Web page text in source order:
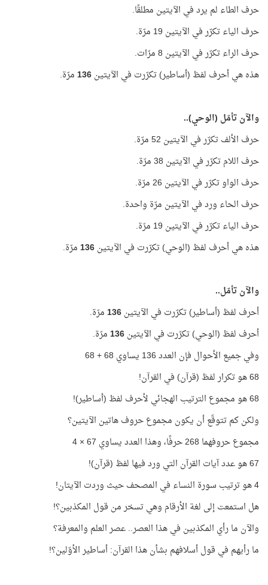
حرف الطاء لم يرد في الآيتين مطلقًا.
حرف الياء تكرّر في الآيتين 19 مرّة.
حرف الراء تكرّر في الآيتين 8 مرّات.
هذه هي أحرف لفظ (أساطير) تكرّرت في الآيتين136مرّة.
والآن تأمّل (الوحي)..
حرف الألف تكرّر في الآيتين 52 مرّة.
حرف اللام تكرّر في الآيتين 38 مرّة.
حرف الواو تكرّر في الآيتين 26 مرّة.
حرف الحاء ورد في الآيتين مرّة واحدة.
حرف الياء تكرّر في الآيتين 19 مرّة.
هذه هي أحرف لفظ (الوحي) تكرّرت في الآيتين136مرّة.
والآن تأمّل..
أحرف لفظ (أساطير) تكرّرت في الآيتين136مرّة.
أحرف لفظ (الوحي) تكرّرت في الآيتين136مرّة.
وفي جميع الأحوال فإن العدد 136 يساوي 68 + 68
68 هو تكرار لفظ (قرآن) في القرآن!
68 هو مجموع الترتيب الهجائي لأحرف لفظ (أساطير)!
ولكن كم تتوقّع أن يكون مجموع حروف هاتين الآيتين؟
مجموع حروفهما 268 حرفًا، وهذا العدد يساوي 67 × 4
67 هو عدد آيات القرآن التي ورد فيها لفظ (قرآن)!
4 هو ترتيب سورة النساء في المصحف حيث وردت الآيتان!
هل استمعت إلى لغة الأرقام وهي تسخر من قول المكذبين؟!
والآن ما رأي المكذبين في هذا العصر.. عصر العلم والمعرفة؟
ما رأيهم في قول أسلافهم بشأن هذا القرآن: أساطير الأوّلين؟!